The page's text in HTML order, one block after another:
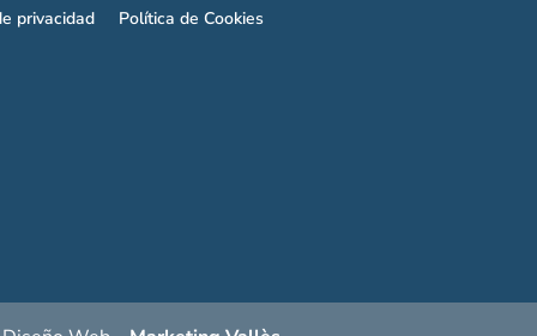
privacidad Política de Cookies